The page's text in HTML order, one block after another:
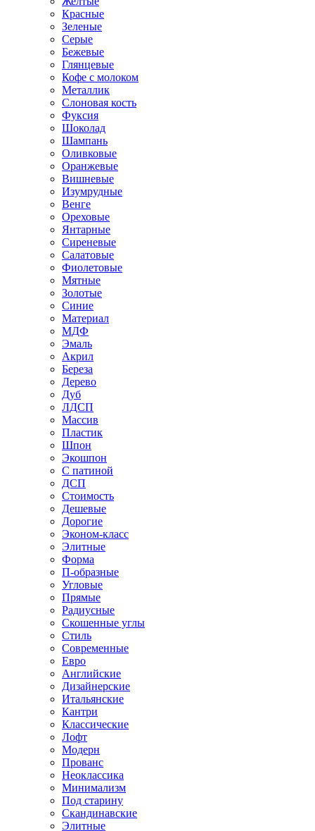
Красные
Зеленые
Серые
Бежевые
Глянцевые
Кофе с молоком
Металлик
Слоновая кость
Фуксия
Шоколад
Шампань
Оливковые
Оранжевые
Вишневые
Изумрудные
Венге
Ореховые
Янтарные
Сиреневые
Салатовые
Фиолетовые
Мятные
Золотые
Синие
Материал
МДФ
Эмаль
Акрил
Береза
Дерево
Дуб
ЛДСП
Массив
Пластик
Шпон
Экошпон
С патиной
ДСП
Стоимость
Дешевые
Дорогие
Эконом-класс
Элитные
Форма
П-образные
Угловые
Прямые
Радиусные
Скошенные углы
Стиль
Современные
Евро
Английские
Дизайнерские
Итальянские
Кантри
Классические
Лофт
Модерн
Прованс
Неоклассика
Минимализм
Под старину
Скандинавские
Элитные